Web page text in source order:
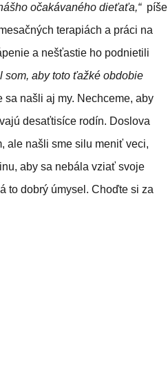
očakávaného dieťaťa,“píše
terapiách a práci na
a nešťastie ho podnietili
som, aby toto ťažké obdobie
našli aj my. Nechceme, aby
desaťtisíce rodín. Doslova
ale našli sme silu meniť veci,
aby sa nebála vziať svoje
to dobrý úmysel. Choďte si za